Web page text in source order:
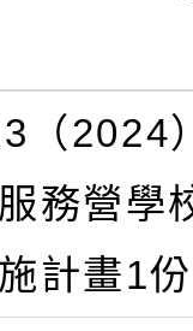
（2024
務營學
計畫1